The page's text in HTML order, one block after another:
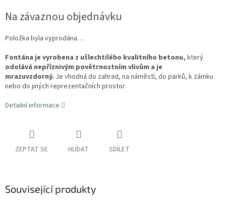
cena:
Na závaznou objednávku
Položka byla vyprodána…
Fontána je vyrobena z ušlechtilého kvalitního betonu, který
odolává nepříznivým povětrnostním vlivům a je
mrazuvzdorný. Je vhodná do zahrad, na náměstí, do parků, k zámku
nebo do jiných reprezentačních prostor.
Detailní informace
ZEPTAT SE HLÍDAT SDÍLET
Související produkty